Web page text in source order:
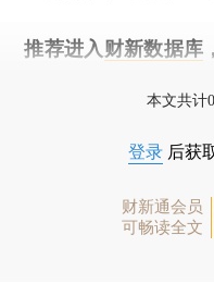
推荐进入 财新数据库
本文共计
登录 后获
财新通会员
可畅读全文